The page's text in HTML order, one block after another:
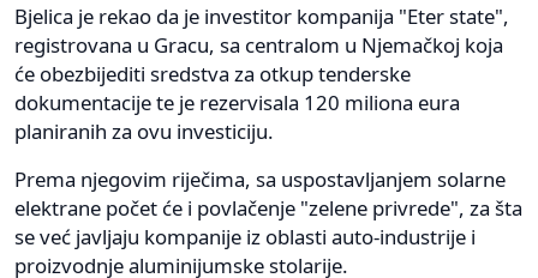
Bjelica je rekao da je investitor kompanija "Eter state",
registrovana u Gracu, sa centralom u Njemačkoj koja
će obezbijediti sredstva za otkup tenderske
dokumentacije te je rezervisala 120 miliona eura
planiranih za ovu investiciju.
Prema njegovim riječima, sa uspostavljanjem solarne
elektrane počet će i povlačenje "zelene privrede", za šta
se već javljaju kompanije iz oblasti auto-industrije i
proizvodnje aluminijumske stolarije.